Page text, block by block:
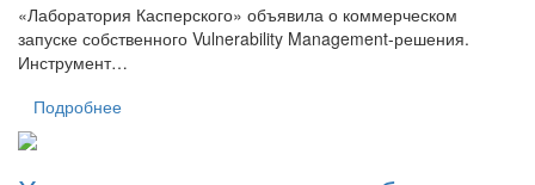
«Лаборатория Касперского» объявила о коммерческом
запуске собственного Vulnerability Management-решения.
Инструмент…
Подробнее